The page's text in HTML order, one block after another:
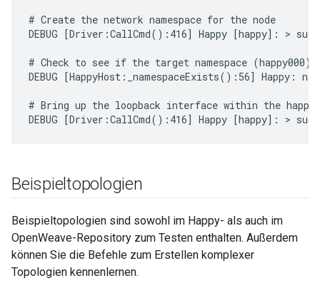
# Create the network namespace for the node
DEBUG [Driver:CallCmd():416] Happy [happy]: >
# Check to see if the target namespace (happy000)
DEBUG [HappyHost:_namespaceExists():56] Happy:
# Bring up the loopback interface within the
DEBUG [Driver:CallCmd():416] Happy [happy]: >
Beispieltopologien
Beispieltopologien sind sowohl im Happy- als auch im
OpenWeave-Repository zum Testen enthalten. Außerdem
können Sie die Befehle zum Erstellen komplexer
Topologien kennenlernen.